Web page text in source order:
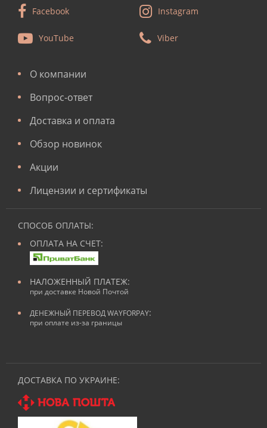
Facebook Instagram
YouTube Viber
О компании
Вопрос-ответ
Доставка и оплата
Обзор новинок
Акции
Лицензии и сертификаты
СПОСОБ ОПЛАТЫ:
ОПЛАТА НА СЧЕТ:
НАЛОЖЕННЫЙ ПЛАТЕЖ:
при доставке Новой Почтой
ДЕНЕЖНЫЙ ПЕРЕВОД WAYFORPAY:
при оплате из-за границы
ДОСТАВКА ПО УКРАИНЕ: